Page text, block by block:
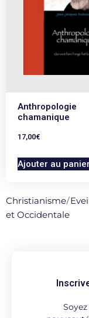
Anthropologie
chamanique
17,00€
Ajouter au panier
Christianisme/
et Occidentale